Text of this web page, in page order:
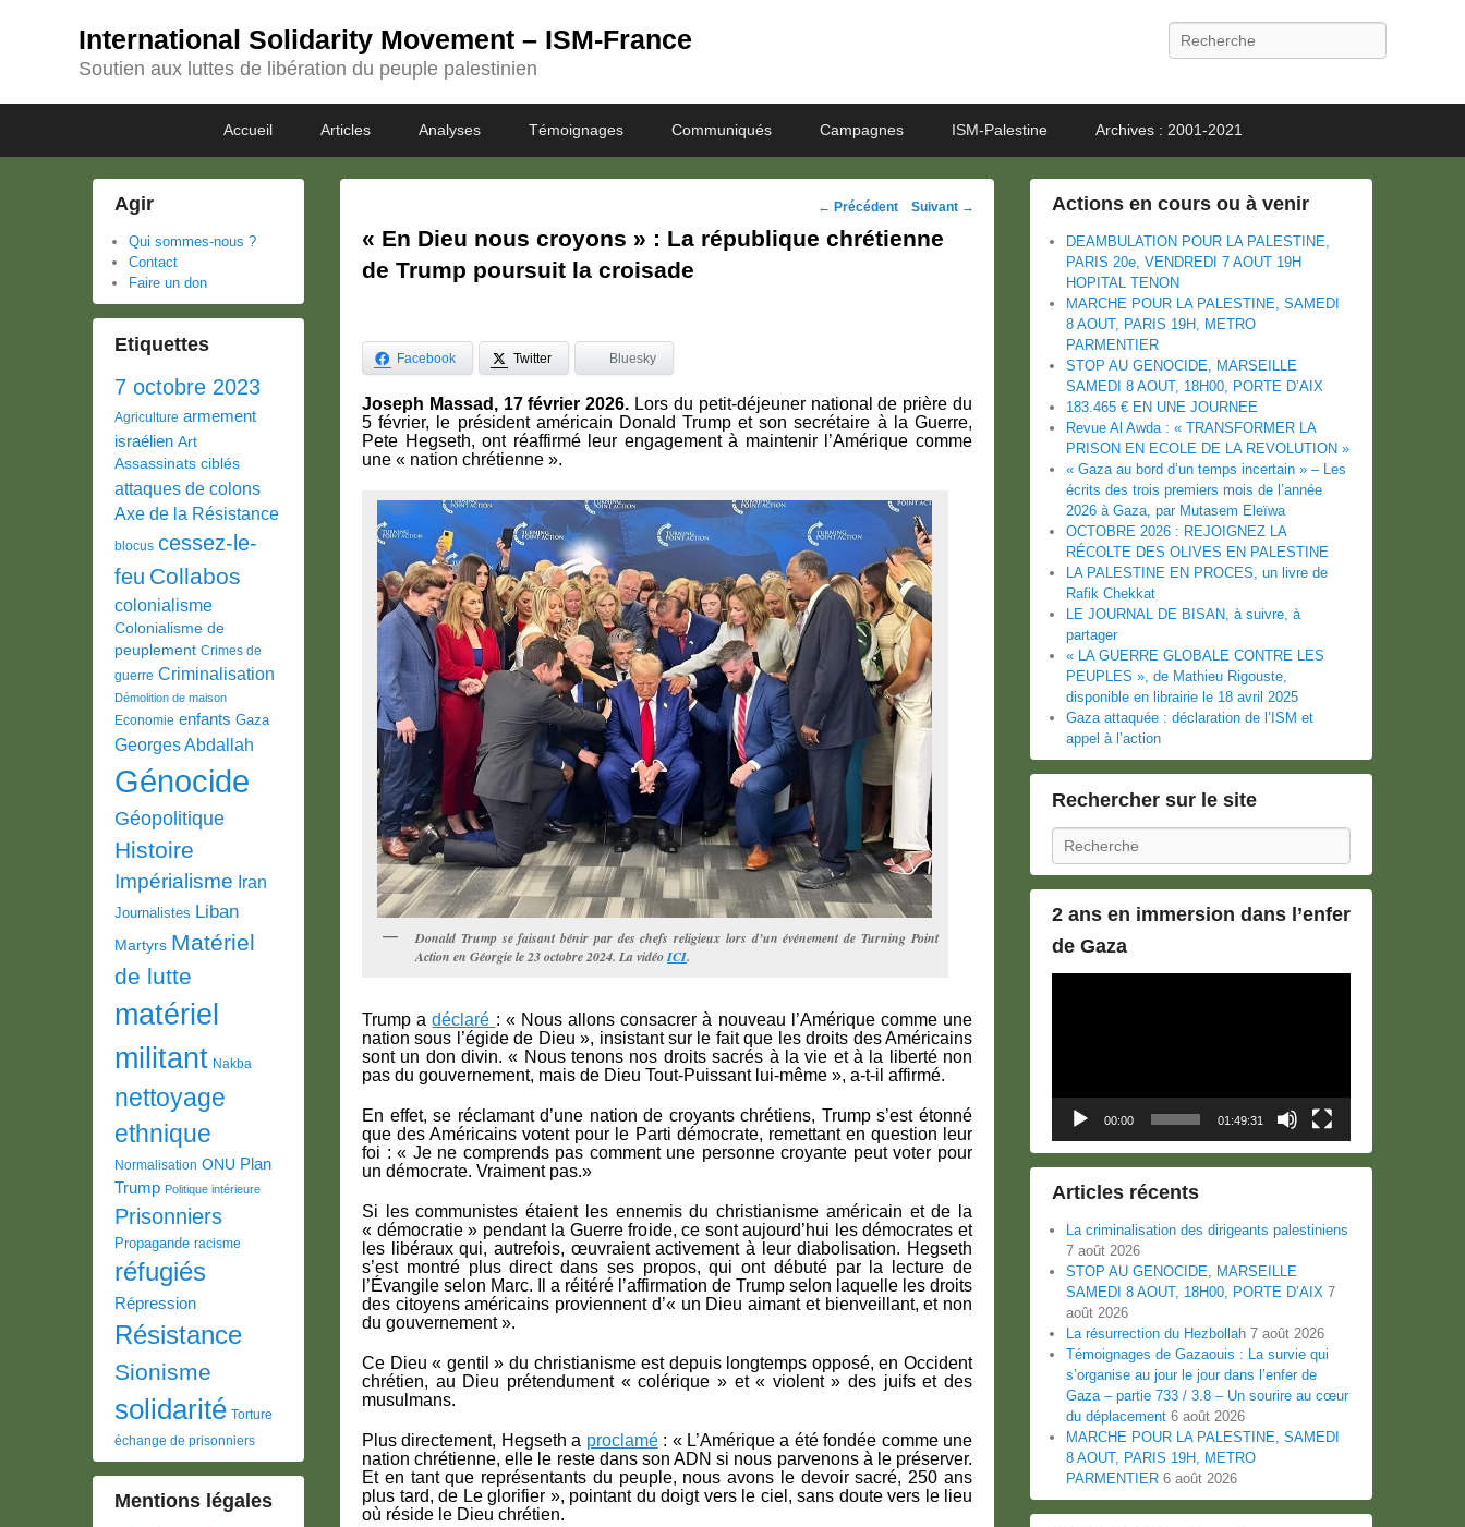
International Solidarity Movement – ISM-France
Soutien aux luttes de libération du peuple palestinien
Recherche
menu
Accueil Articles Analyses Témoignages Communiqués Campagnes ISM-Palestine Archives : 2001-2021
Navigation
des
← Précédent Suivant →
« En Dieu nous croyons » : La république chrétienne
de Trump poursuit la croisade
Facebook Twitter Bluesky
Joseph Massad, 17 février 2026. Lors du petit-déjeuner national de prière du
5 février, le président américain Donald Trump et son secrétaire à la Guerre,
Pete Hegseth, ont réaffirmé leur engagement à maintenir l’Amérique comme
une « nation chrétienne ».
Donald Trump se faisant bénir par des chefs religieux lors d’un événement de Turning Point
Action en Géorgie le 23 octobre 2024. La vidéoICI.
Trump adéclaré : « Nous allons consacrer à nouveau l’Amérique comme une
nation sous l’égide de Dieu », insistant sur le fait que les droits des Américains
sont un don divin. « Nous tenons nos droits sacrés à la vie et à la liberté non
pas du gouvernement, mais de Dieu Tout-Puissant lui-même », a-t-il affirmé.
En effet, se réclamant d’une nation de croyants chrétiens, Trump s’est étonné
que des Américains votent pour le Parti démocrate, remettant en question leur
foi : « Je ne comprends pas comment une personne croyante peut voter pour
un démocrate. Vraiment pas.»
Si les communistes étaient les ennemis du christianisme américain et de la
« démocratie » pendant la Guerre froide, ce sont aujourd’hui les démocrates et
les libéraux qui, autrefois, œuvraient activement à leur diabolisation. Hegseth
s’est montré plus direct dans ses propos, qui ont débuté par la lecture de
l’Évangile selon Marc. Il a réitéré l’affirmation de Trump selon laquelle les droits
des citoyens américains proviennent d’« un Dieu aimant et bienveillant, et non
du gouvernement ».
Ce Dieu « gentil » du christianisme est depuis longtemps opposé, en Occident
chrétien, au Dieu prétendument « colérique » et « violent » des juifs et des
musulmans.
Plus directement, Hegseth a proclamé: « L’Amérique a été fondée comme une
nation chrétienne, elle le reste dans son ADN si nous parvenons à le préserver.
Et en tant que représentants du peuple, nous avons le devoir sacré, 250 ans
plus tard, de Le glorifier », pointant du doigt vers le ciel, sans doute vers le lieu
où réside le Dieu chrétien.
Actions en cours ou à venir
DEAMBULATION POUR LA PALESTINE,
PARIS 20e, VENDREDI 7 AOUT 19H
HOPITAL TENON
MARCHE POUR LA PALESTINE, SAMEDI
8 AOUT, PARIS 19H, METRO
PARMENTIER
STOP AU GENOCIDE, MARSEILLE
SAMEDI 8 AOUT, 18H00, PORTE D’AIX
183.465 € EN UNE JOURNEE
Revue Al Awda : « TRANSFORMER LA
PRISON EN ECOLE DE LA REVOLUTION »
« Gaza au bord d’un temps incertain » – Les
écrits des trois premiers mois de l’année
2026 à Gaza, par Mutasem Eleïwa
OCTOBRE 2026 : REJOIGNEZ LA
RÉCOLTE DES OLIVES EN PALESTINE
LA PALESTINE EN PROCES, un livre de
Rafik Chekkat
LE JOURNAL DE BISAN, à suivre, à
partager
« LA GUERRE GLOBALE CONTRE LES
PEUPLES », de Mathieu Rigouste,
disponible en librairie le 18 avril 2025
Gaza attaquée : déclaration de l’ISM et
appel à l’action
Rechercher sur le site
Recherche
2 ans en immersion dans l’enfer
de Gaza
00:00 01:49:31
Articles récents
La criminalisation des dirigeants palestiniens
7 août 2026
STOP AU GENOCIDE, MARSEILLE
SAMEDI 8 AOUT, 18H00, PORTE D’AIX 7
août 2026
La résurrection du Hezbollah 7 août 2026
Témoignages de Gazaouis : La survie qui
s’organise au jour le jour dans l’enfer de
Gaza – partie 733 / 3.8 – Un sourire au cœur
du déplacement 6 août 2026
MARCHE POUR LA PALESTINE, SAMEDI
8 AOUT, PARIS 19H, METRO
PARMENTIER 6 août 2026
Agir
Qui sommes-nous ?
Contact
Faire un don
Etiquettes
7 octobre 2023
Agriculture armement
israélien Art
Assassinats ciblés
attaques de colons
Axe de la Résistance
blocus cessez-le-
feu Collabos
colonialisme
Colonialisme de
peuplement Crimes de
guerre Criminalisation
Démolition de maison
Economie enfants Gaza
Georges Abdallah
Génocide
Géopolitique
Histoire
Impérialisme Iran
Journalistes Liban
Martyrs Matériel
de lutte
matériel
militant Nakba
nettoyage
ethnique
Normalisation ONU Plan
Trump Politique intérieure
Prisonniers
Propagande racisme
réfugiés
Répression
Résistance
Sionisme
solidarité Torture
échange de prisonniers
Mentions légales